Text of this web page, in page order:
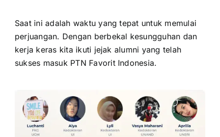
Saat ini adalah waktu yang tepat untuk memulai
perjuangan. Dengan berbekal kesungguhan dan
kerja keras kita ikuti jejak alumni yang telah
sukses masuk PTN Favorit Indonesia.